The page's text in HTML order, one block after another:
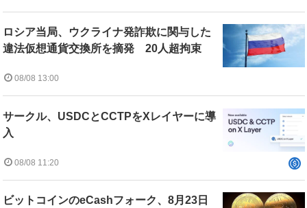
ロシア当局、ウクライナ発詐欺に関与した
違法仮想通貨交換所を摘発 20人超拘束
08/08 13:00
サークル、USDCとCCTPをXレイヤーに導
入
08/08 11:20
ビットコインのeCashフォーク、8月23日